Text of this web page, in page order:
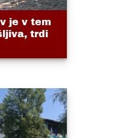
je v tem
trdi